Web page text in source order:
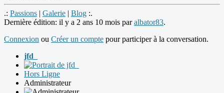
.: Passions | Galerie | Blog :.
Dernière édition: il y a 2 ans 10 mois paralbator83.
Connexion ou Créer un compte pour participer à la conversation.
jfd_
Hors Ligne
Administrateur